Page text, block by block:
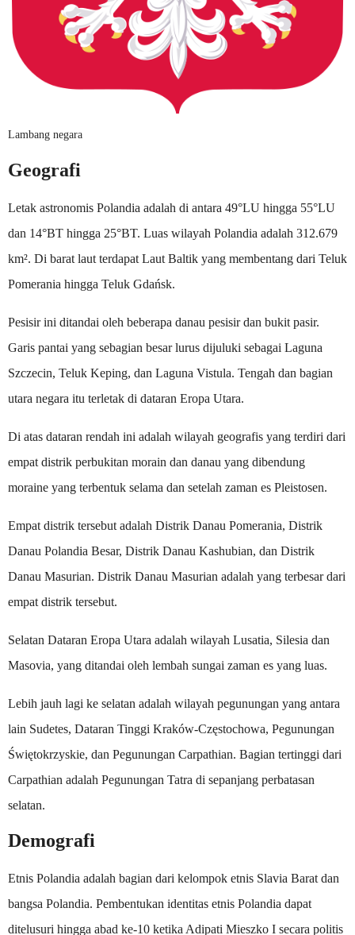
Lambang negara
Geografi
Letak astronomis Polandia adalah di antara 49°LU hingga 55°LU
dan 14°BT hingga 25°BT. Luas wilayah Polandia adalah 312.679
km². Di barat laut terdapat Laut Baltik yang membentang dari Teluk
Pomerania hingga Teluk Gdańsk.
Pesisir ini ditandai oleh beberapa danau pesisir dan bukit pasir.
Garis pantai yang sebagian besar lurus dijuluki sebagai Laguna
Szczecin, Teluk Keping, dan Laguna Vistula. Tengah dan bagian
utara negara itu terletak di dataran Eropa Utara.
Di atas dataran rendah ini adalah wilayah geografis yang terdiri dari
empat distrik perbukitan morain dan danau yang dibendung
moraine yang terbentuk selama dan setelah zaman es Pleistosen.
Empat distrik tersebut adalah Distrik Danau Pomerania, Distrik
Danau Polandia Besar, Distrik Danau Kashubian, dan Distrik
Danau Masurian. Distrik Danau Masurian adalah yang terbesar dari
empat distrik tersebut.
Selatan Dataran Eropa Utara adalah wilayah Lusatia, Silesia dan
Masovia, yang ditandai oleh lembah sungai zaman es yang luas.
Lebih jauh lagi ke selatan adalah wilayah pegunungan yang antara
lain Sudetes, Dataran Tinggi Kraków-Częstochowa, Pegunungan
Świętokrzyskie, dan Pegunungan Carpathian. Bagian tertinggi dari
Carpathian adalah Pegunungan Tatra di sepanjang perbatasan
selatan.
Demografi
Etnis Polandia adalah bagian dari kelompok etnis Slavia Barat dan
bangsa Polandia. Pembentukan identitas etnis Polandia dapat
ditelusuri hingga abad ke-10 ketika Adipati Mieszko I secara politis